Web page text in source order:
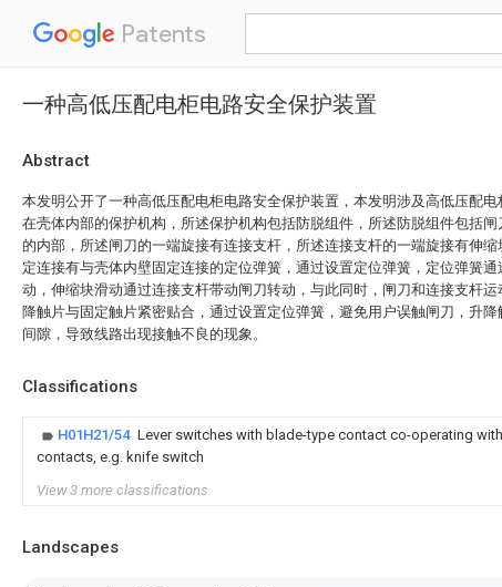
Patents
一种高低压配电柜电路安全保护装置
Abstract
本发明公开了一种高低压配电柜电路安全保护装置，本发明涉及高低压配
在壳体内部的保护机构，所述保护机构包括防脱组件，所述防脱组件包括
的内部，所述闸刀的一端旋接有连接支杆，所述连接支杆的一端旋接有伸
定连接有与壳体内壁固定连接的定位弹簧，通过设置定位弹簧，定位弹簧
动，伸缩块滑动通过连接支杆带动闸刀转动，与此同时，闸刀和连接支杆
降触片与固定触片紧密贴合，通过设置定位弹簧，避免用户误触闸刀，升
间隙，导致线路出现接触不良的现象。
Classifications
H01H21/54 Lever switches with blade-type contact co-operating
contacts, e.g. knife switch
View 3 more classifications
Landscapes